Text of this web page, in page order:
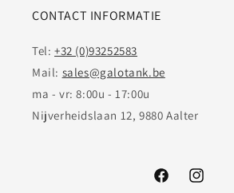
CONTACT INFORMATIE
Tel: +32 (0)93252583
Mail: sales@galotank.be
ma - vr: 8:00u - 17:00u
Nijverheidslaan 12, 9880 Aalter
FacebookInstagram